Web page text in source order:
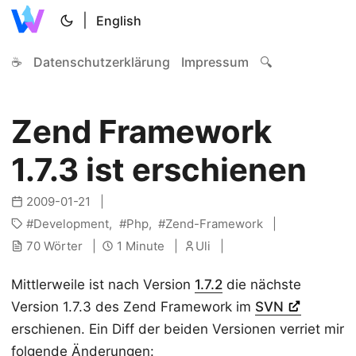
English
☕ Datenschutzerklärung Impressum 🔍
Zend Framework
1.7.3 ist erschienen
2009-01-21
Development
Php
Zend-Framework
70 Wörter
1 Minute Uli
Mittlerweile ist nach Version 1.7.2 die nächste
Version 1.7.3 des Zend Framework im SVN
erschienen. Ein Diff der beiden Versionen verriet mir
folgende Änderungen: